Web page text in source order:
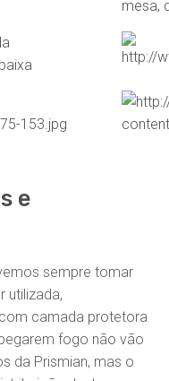
e
sempre tomar
utilizada,
camada protetora
fogo não vão
da Prismian, mas o